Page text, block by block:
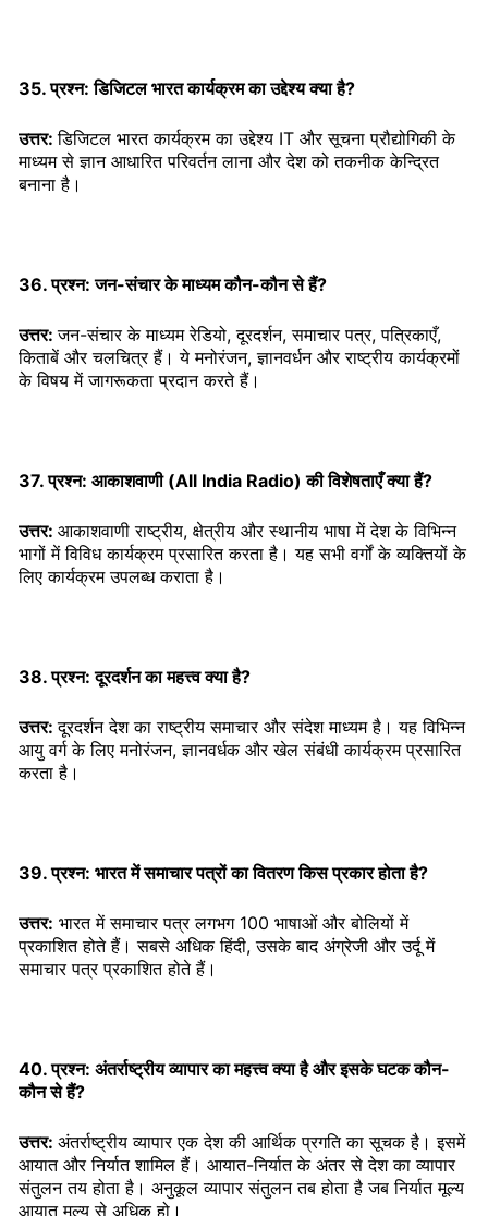
35. प्रश्न: डिजिटल भारत कार्यक्रम का उद्देश्य क्या है?
उत्तर:डिजिटल भारत कार्यक्रम का उद्देश्य IT और सूचना प्रौद्योगिकी के
माध्यम से ज्ञान आधारित परिवर्तन लाना और देश को तकनीक केन्द्रित
बनाना है।
36. प्रश्न: जन-संचार के माध्यम कौन-कौन से हैं?
उत्तर:जन-संचार के माध्यम रेडियो, दूरदर्शन, समाचार पत्र, पत्रिकाएँ,
किताबें और चलचित्र हैं। ये मनोरंजन, ज्ञानवर्धन और राष्ट्रीय कार्यक्रमों
के विषय में जागरूकता प्रदान करते हैं।
37. प्रश्न: आकाशवाणी (All India Radio) की विशेषताएँ क्या हैं?
उत्तर: आकाशवाणी राष्ट्रीय, क्षेत्रीय और स्थानीय भाषा में देश के विभिन्न
भागों में विविध कार्यक्रम प्रसारित करता है। यह सभी वर्गों के व्यक्तियों के
लिए कार्यक्रम उपलब्ध कराता है।
38. प्रश्न: दूरदर्शन का महत्त्व क्या है?
उत्तर:दूरदर्शन देश का राष्ट्रीय समाचार और संदेश माध्यम है। यह विभिन्न
आयु वर्ग के लिए मनोरंजन, ज्ञानवर्धक और खेल संबंधी कार्यक्रम प्रसारित
करता है।
39. प्रश्न: भारत में समाचार पत्रों का वितरण किस प्रकार होता है?
उत्तर: भारत में समाचार पत्र लगभग 100 भाषाओं और बोलियों में
प्रकाशित होते हैं। सबसे अधिक हिंदी, उसके बाद अंग्रेजी और उर्दू में
समाचार पत्र प्रकाशित होते हैं।
40. प्रश्न: अंतर्राष्ट्रीय व्यापार का महत्त्व क्या है और इसके घटक कौन-
कौन से हैं?
उत्तर: अंतर्राष्ट्रीय व्यापार एक देश की आर्थिक प्रगति का सूचक है। इसमें
आयात और निर्यात शामिल हैं। आयात-निर्यात के अंतर से देश का व्यापार
संतुलन तय होता है। अनुकूल व्यापार संतुलन तब होता है जब निर्यात मूल्य
आयात मूल्य से अधिक हो।